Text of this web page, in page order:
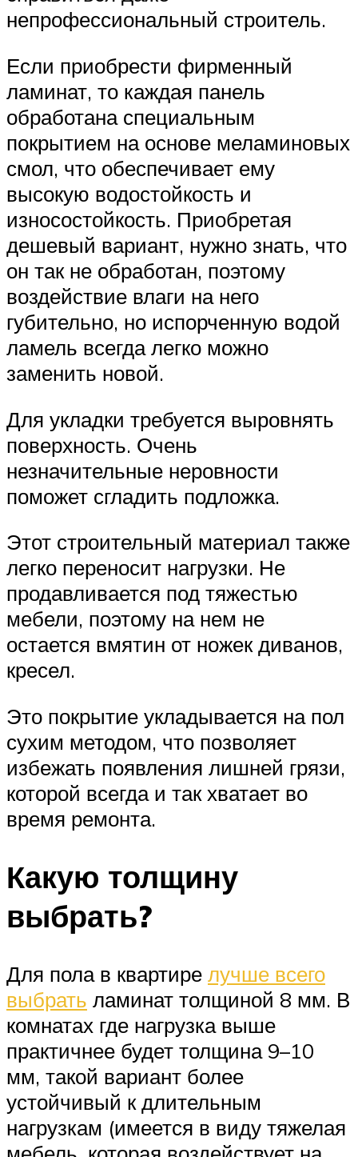
непрофессиональный строитель.
Если приобрести фирменный
ламинат, то каждая панель
обработана специальным
покрытием на основе меламиновых
смол, что обеспечивает ему
высокую водостойкость и
износостойкость. Приобретая
дешевый вариант, нужно знать, что
он так не обработан, поэтому
воздействие влаги на него
губительно, но испорченную водой
ламель всегда легко можно
заменить новой.
Для укладки требуется выровнять
поверхность. Очень
незначительные неровности
поможет сгладить подложка.
Этот строительный материал также
легко переносит нагрузки. Не
продавливается под тяжестью
мебели, поэтому на нем не
остается вмятин от ножек диванов,
кресел.
Это покрытие укладывается на пол
сухим методом, что позволяет
избежать появления лишней грязи,
которой всегда и так хватает во
время ремонта.
Какую толщину
выбрать?
Для пола в квартире лучше всего
выбрать ламинат толщиной 8 мм. В
комнатах где нагрузка выше
практичнее будет толщина 9–10
мм, такой вариант более
устойчивый к длительным
нагрузкам (имеется в виду тяжелая